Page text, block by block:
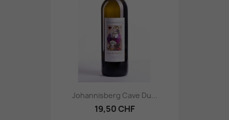
Johannisberg Cave Du...
19,50 CHF